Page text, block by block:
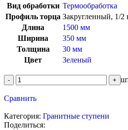
Вид обработки Термообработка
Профиль торца Закругленный, 1/2
Длина
1500 мм
Ширина
350 мм
Толщина
30 мм
Цвет
Зеленый
Сравнить
Категория: Гранитные ступени
Поделиться: